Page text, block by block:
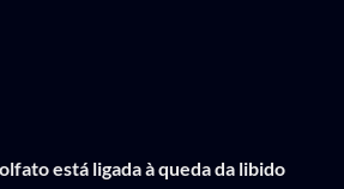
está ligada à queda da libido